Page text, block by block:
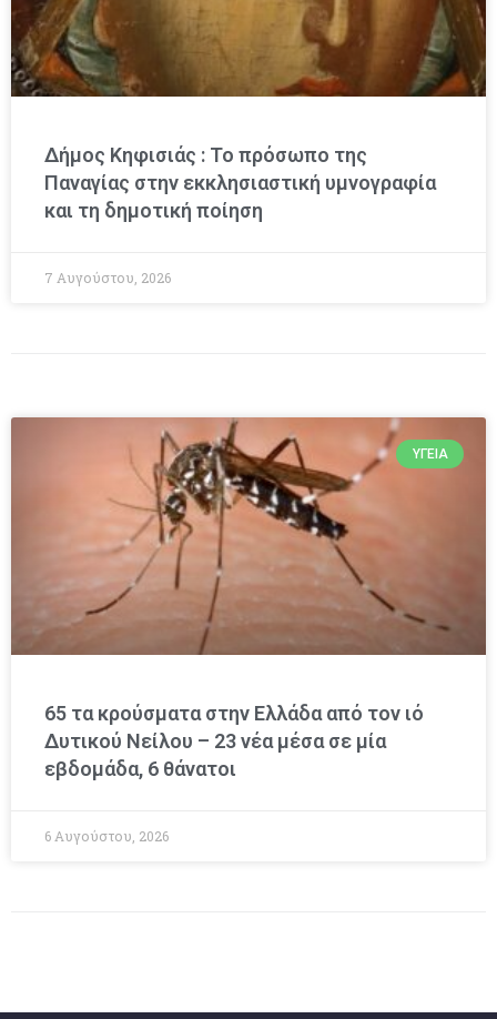
Δήμος Κηφισιάς : Το πρόσωπο της
Παναγίας στην εκκλησιαστική υμνογραφία
και τη δημοτική ποίηση
7 Αυγούστου, 2026
ΥΓΕΊΑ
65 τα κρούσματα στην Ελλάδα από τον ιό
Δυτικού Νείλου – 23 νέα μέσα σε μία
εβδομάδα, 6 θάνατοι
6 Αυγούστου, 2026